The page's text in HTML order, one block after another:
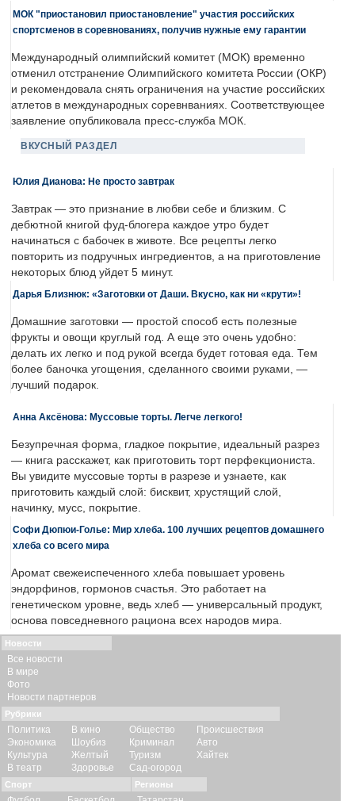
МОК "приостановил приостановление" участия российских
спортсменов в соревнованиях, получив нужные ему гарантии
Международный олимпийский комитет (МОК) временно
отменил отстранение Олимпийского комитета России (ОКР)
и рекомендовала снять ограничения на участие российских
атлетов в международных соревнваниях. Соответствующее
заявление опубликовала пресс-служба МОК.
ВКУСНЫЙ РАЗДЕЛ
Юлия Дианова: Не просто завтрак
Завтрак — это признание в любви себе и близким. С
дебютной книгой фуд-блогера каждое утро будет
начинаться с бабочек в животе. Все рецепты легко
повторить из подручных ингредиентов, а на приготовление
некоторых блюд уйдет 5 минут.
Дарья Близнюк: «Заготовки от Даши. Вкусно, как ни «крути»!
Домашние заготовки — простой способ есть полезные
фрукты и овощи круглый год. А еще это очень удобно:
делать их легко и под рукой всегда будет готовая еда. Тем
более баночка угощения, сделанного своими руками, —
лучший подарок.
Анна Аксёнова: Муссовые торты. Легче легкого!
Безупречная форма, гладкое покрытие, идеальный разрез
— книга расскажет, как приготовить торт перфекциониста.
Вы увидите муссовые торты в разрезе и узнаете, как
приготовить каждый слой: бисквит, хрустящий слой,
начинку, мусс, покрытие.
Софи Дюпюи-Голье: Мир хлеба. 100 лучших рецептов домашнего
хлеба со всего мира
Аромат свежеиспеченного хлеба повышает уровень
эндорфинов, гормонов счастья. Это работает на
генетическом уровне, ведь хлеб — универсальный продукт,
основа повседневного рациона всех народов мира.
Новости
Все новости
В мире
Фото
Новости партнеров
Рубрики
Политика
Экономика
Культура
В театр
В кино
Шоубиз
Желтый
Здоровье
Общество
Криминал
Туризм
Сад-огород
Происшествия
Авто
Хайтек
Спорт Регионы